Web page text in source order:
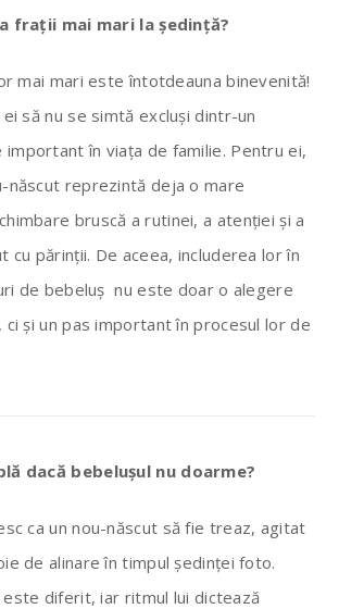
frații mai mari la ședință?
mai mari este întotdeauna binevenită!
să nu se simtă excluși dintr-un
în viața de familie. Pentru ei,
născut reprezintă deja o mare
bruscă a rutinei, a atenției și a
cu părinții. De aceea, includerea lor în
de bebeluș nu este doar o alegere
ci și un pas important în procesul lor de
dacă bebelușul nu doarme?
ca un nou-născut să fie treaz, agitat
de alinare în timpul ședinței foto.
este diferit, iar ritmul lui dictează